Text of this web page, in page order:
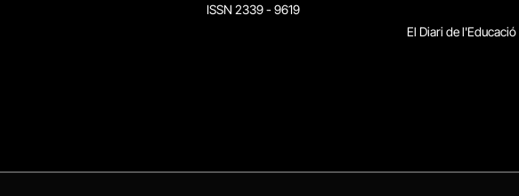
ISSN 2339 - 9619
El Diari de l'Educació